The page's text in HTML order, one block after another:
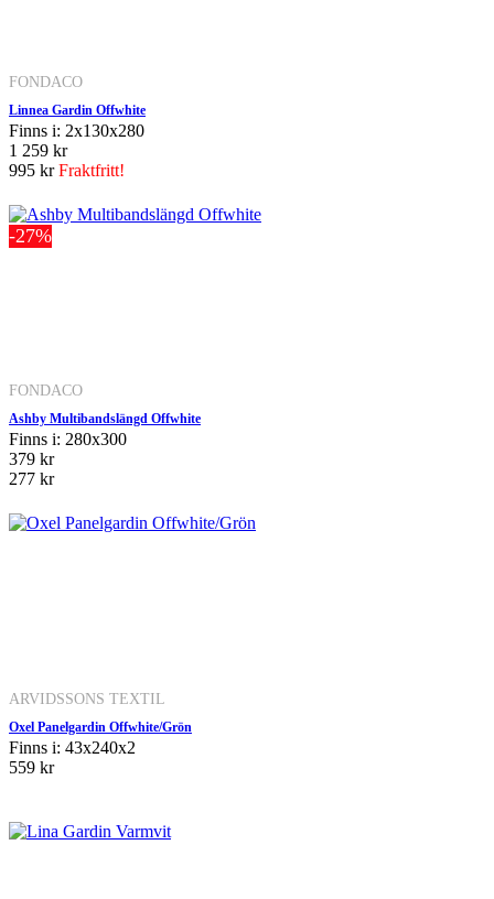
FONDACO
Linnea Gardin Offwhite
Finns i: 2x130x280
1 259 kr
995 krFraktfritt!
-27%
FONDACO
Ashby Multibandslängd Offwhite
Finns i: 280x300
379 kr
277 kr
ARVIDSSONS TEXTIL
Oxel Panelgardin Offwhite/Grön
Finns i: 43x240x2
559 kr